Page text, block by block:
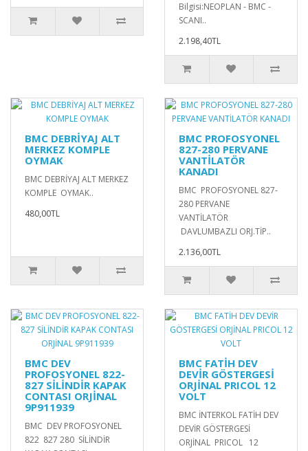
Bilgisi:NEOPLAN - BMC -
SCANI..
2.198,40TL
BMC DEBRİYAJ ALT
MERKEZ KOMPLE
OYMAK
BMC DEBRİYAJ ALT MERKEZ
KOMPLE OYMAK..
480,00TL
BMC PROFOSYONEL
827-280 PERVANE
VANTİLATÖR
KANADI
BMC PROFOSYONEL 827-
280 PERVANE
VANTİLATÖR
DAVLUMBAZLI ORJ.TİP..
2.136,00TL
BMC DEV
PROFOSYONEL 822-
827 SİLİNDİR KAPAK
CONTASI ORJİNAL
9P911939
BMC DEV PROFOSYONEL
822 827 280 SİLİNDİR
BMC FATİH DEV
DEVİR GÖSTERGESİ
ORJİNAL PRICOL 12
VOLT
BMC İNTERKOL FATİH DEV
DEVİR GÖSTERGESİ
ORJİNAL PRICOL 12